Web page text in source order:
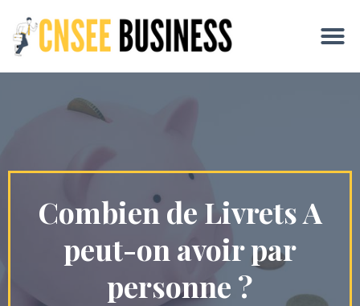
Combien de Livrets A
peut-on avoir par
personne ?